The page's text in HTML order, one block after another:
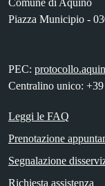
Comune di Aquino
Piazza Municipio -
PEC:
Centralino unico:
Leggi le FAQ
Prenotazione
Segnalazione
Richiesta assistenza